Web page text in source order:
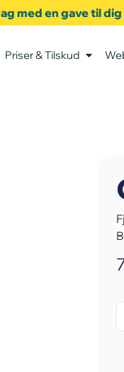
med en gave til
Priser & Tilskud